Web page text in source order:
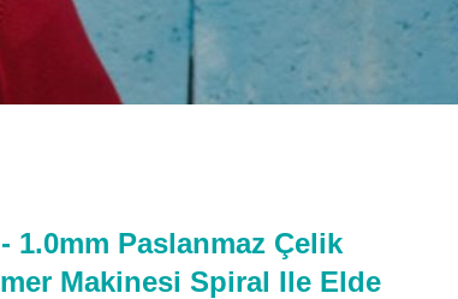
1.0mm Paslanmaz Çelik
Makinesi Spiral Ile Elde